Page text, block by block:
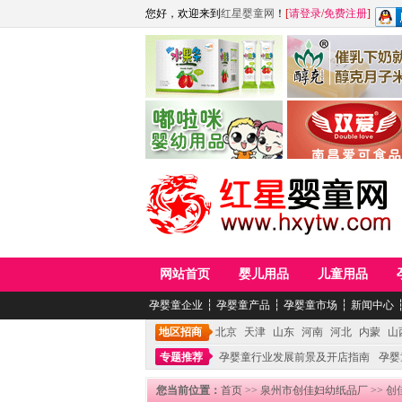
您好，欢迎来到 红星婴童网 ！ [请登录/免费注册]
江西麦嘟嘟食品有限公司
青岛嘟啦咪婴幼儿用品公司
江西醇之客月子米
网站首页 婴儿用品 儿童用品
孕婴童企业 ┆ 孕婴童产品 ┆ 孕婴童市场 ┆ 新闻中心
地区招商 北京 天津 山东 河南 河北 内蒙
山
专题推荐
孕婴童行业发展前景及开店指南 孕
您当前位置： 首页 >> 泉州市创佳妇幼纸品厂 >> 创